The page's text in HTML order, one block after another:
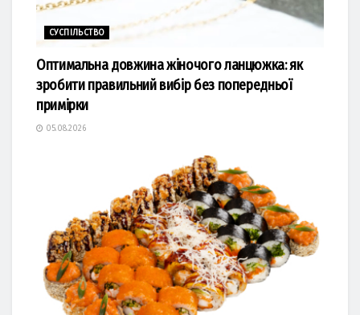
СУСПІЛЬСТВО
Оптимальна довжина жіночого ланцюжка: як
зробити правильний вибір без попередньої
примірки
05.08.2026